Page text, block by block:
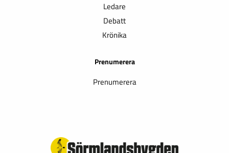
Ledare
Debatt
Krönika
Prenumerera
Prenumerera